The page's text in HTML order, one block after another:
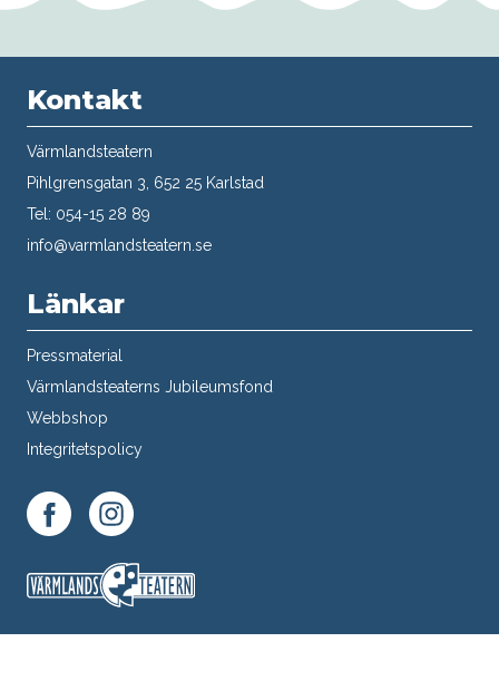
Kontakt
Värmlandsteatern
Pihlgrensgatan 3, 652 25 Karlstad
Tel: 054-15 28 89
info@varmlandsteatern.se
Länkar
Pressmaterial
Värmlandsteaterns Jubileumsfond
Webbshop
Integritetspolicy